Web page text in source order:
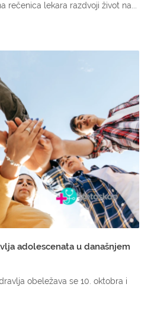
rečenica lekara razdvoji život na...
adolescenata u današnjem
obeležava se 10. oktobra i